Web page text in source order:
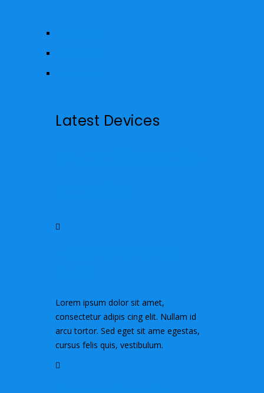
Latest Devices
Lorem ipsum dolor sit amet,
consectetur adipis cing elit. Nullam id
arcu tortor. Sed eget sit ame egestas,
cursus felis quis, vestibulum.